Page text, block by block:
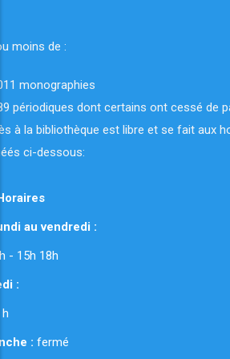
moins de :
monographies
périodiques dont certains ont cessé de
à la bibliothèque est libre et se fait aux
ci-dessous:
au vendredi :
12h - 15h 18h
:
: fermé